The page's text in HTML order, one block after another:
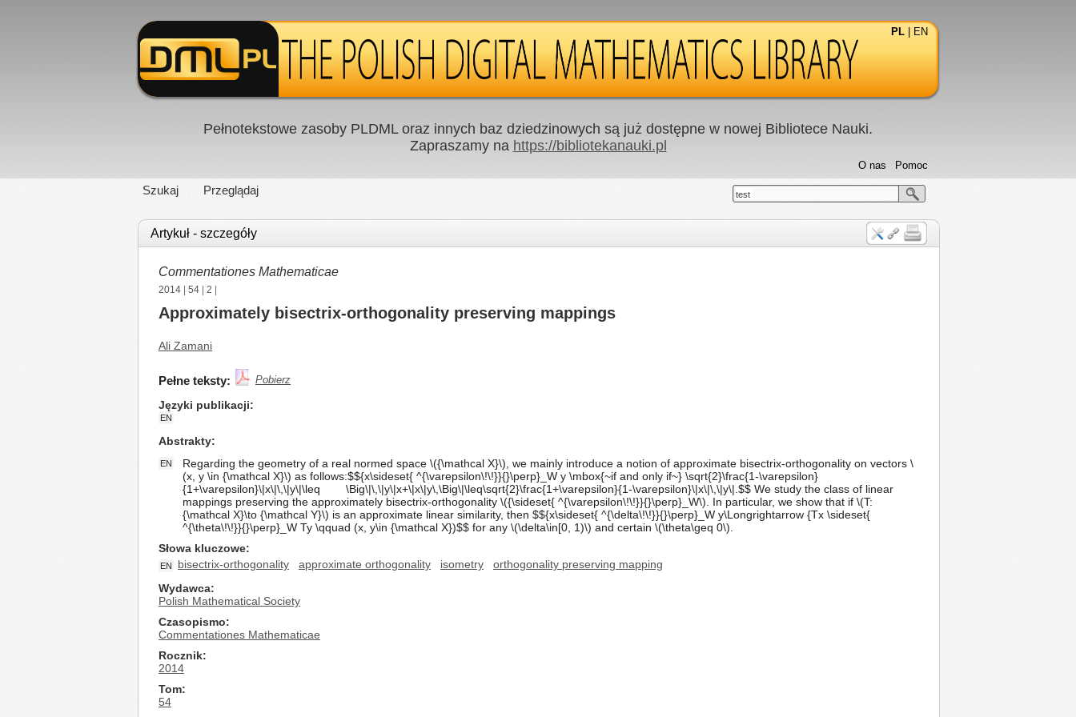
PL EN
Pełnotekstowe zasoby PLDML oraz innych baz dziedzinowych są już dostępne w nowej Bibliotece Nauki.
Zapraszamy na https://bibliotekanauki.pl
Szukaj Przeglądaj
Pomoc
O nas
test
Artykuł - szczegóły
Commentationes Mathematicae
2014 54 2
Approximately bisectrix-orthogonality preserving mappings
Ali Zamani
Pełne teksty: Pobierz
Języki publikacji
EN
Abstrakty
EN
Regarding the geometry of a real normed space \({\mathcal X}\), we mainly introduce a notion of approximate bisectrix-orthogonality on vectors \
(x, y \in {\mathcal X}\) as follows:$${x\sideset{ ^{\varepsilon\!\!}}{}\perp}_W y \mbox{~if and only if~} \sqrt{2}\frac{1-\varepsilon}
{1+\varepsilon}\|x\|\,\|y\|\leq \Big\|\,\|y\|x+\|x\|y\,\Big\|\leq\sqrt{2}\frac{1+\varepsilon}{1-\varepsilon}\|x\|\,\|y\|.$$ We study the class of linear
mappings preserving the approximately bisectrix-orthogonality \({\sideset{ ^{\varepsilon\!\!}}{}\perp}_W\). In particular, we show that if \(T:
{\mathcal X}\to {\mathcal Y}\) is an approximate linear similarity, then $${x\sideset{ ^{\delta\!\!}}{}\perp}_W y\Longrightarrow {Tx \sideset{
^{\theta\!\!}}{}\perp}_W Ty \qquad (x, y\in {\mathcal X})$$ for any \(\delta\in[0, 1)\) and certain \(\theta\geq 0\).
Słowa kluczowe
EN bisectrix-orthogonality approximate orthogonality isometry
orthogonality preserving mapping
Wydawca
Polish Mathematical Society
Czasopismo
Commentationes Mathematicae
Rocznik
2014
Tom
54